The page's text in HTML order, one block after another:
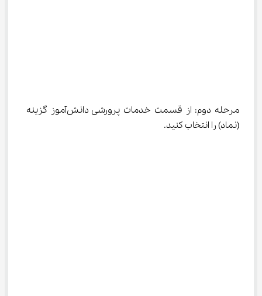
مرحله دوم: از قسمت خدمات پرورشی دانش‌آموز گزینه
(نماد) را انتخاب کنید.